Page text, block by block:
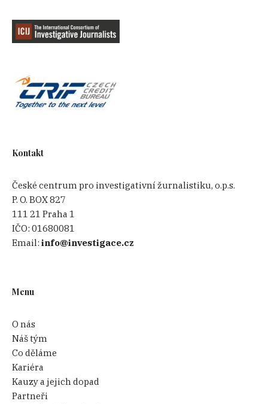
Kontakt
České centrum pro investigativní žurnalistiku, o.p.s.
P. O. BOX 827
111 21 Praha 1
IČO:01680081
Email:info@investigace.cz
Menu
O nás
Náš tým
Co děláme
Kariéra
Kauzy a jejich dopad
Partneři